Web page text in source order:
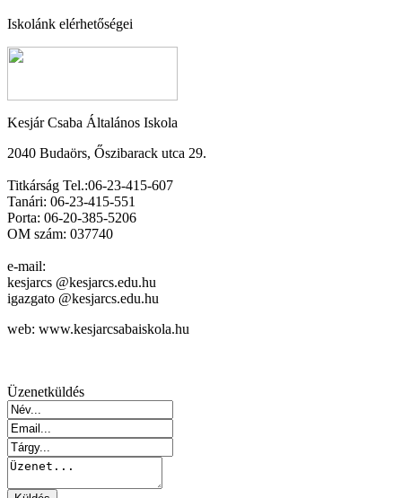
Iskolánk elérhetőségei
Kesjár Csaba Általános Iskola
2040 Budaörs, Őszibarack utca 29.
Titkárság Tel.:06-23-415-607
Tanári: 06-23-415-551
Porta: 06-20-385-5206
OM szám: 037740
e-mail:
kesjarcs @kesjarcs.edu.hu
igazgato @kesjarcs.edu.hu
web: www.kesjarcsabaiskola.hu
Üzenetküldés